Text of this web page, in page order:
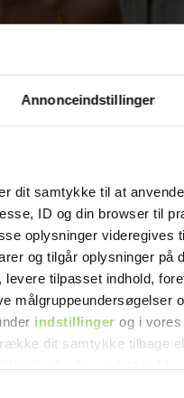
Annonceindstillinger
dit samtykke til at
ID og din browser til
oplysninger videregives
og tilgår oplysninger på
tilpasset indhold,
målgruppeundersøgelser
indstillinger og i vores
dit samtykke tilbage
- så
at date